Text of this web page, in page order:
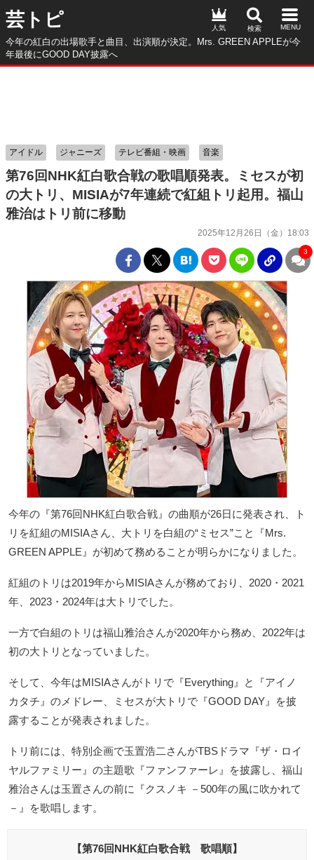
芸トピ
今年の紅白の出場歌手と曲目、出演順が決定。Mrs. GREEN APPLEが今
年最後にGOOD DAY披露へ
人気
第76回NHK紅白歌合戦の歌唱順発表。ミセスが初
の大トリ、MISIAが7年連続で紅組トリ起用。福山
雅治はトリ前に移動
2025年12月26日（金）18:03
アイドル ジャニーズ テレビ番組・映画 音楽
3
今年の『第76回NHK紅白歌合戦』の曲順が26日に発表され、ト
リを紅組のMISIAさん、大トリを白組の“ミセス”こと『Mrs.
GREEN APPLE』が初めて務めることが明らかになりました。
紅組のトリは2019年からMISIAさんが務めており、2020・2021
年、2023・2024年は大トリでした。
一方で白組のトリは福山雅治さんが2020年から務め、2022年は
初の大トリとなっていました。
そして、今年はMISIAさんがトリで『Everything』と『アイノ
カタチ』のメドレー、ミセスが大トリで『GOOD DAY』を披
露することが発表されました。
トリ前には、特別企画で玉置浩二さんがTBSドラマ『ザ・ロイ
ヤルファミリー』の主題歌『ファンファーレ』を披露し、福山
雅治さんは玉置さんの前に『クスノキ －500年の風に吹かれて
－』を歌唱します。
【第76回NHK紅白歌合戦 歌唱順】